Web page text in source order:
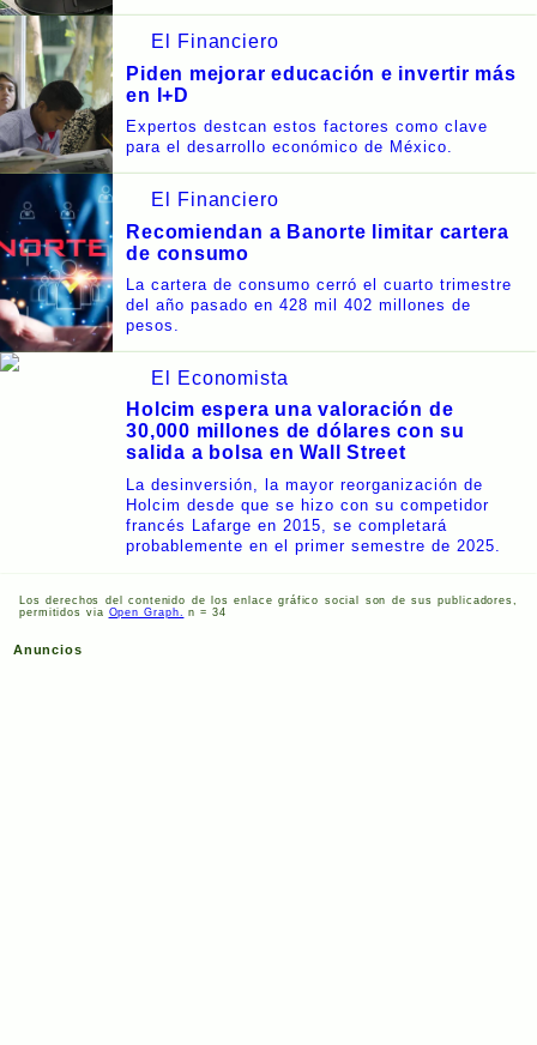
El Financiero
Piden mejorar educación e invertir más
en I+D
Expertos destcan estos factores como clave
para el desarrollo económico de México.
El Financiero
Recomiendan a Banorte limitar cartera
de consumo
La cartera de consumo cerró el cuarto trimestre
del año pasado en 428 mil 402 millones de
pesos.
El Economista
Holcim espera una valoración de
30,000 millones de dólares con su
salida a bolsa en Wall Street
La desinversión, la mayor reorganización de
Holcim desde que se hizo con su competidor
francés Lafarge en 2015, se completará
probablemente en el primer semestre de 2025.
Los derechos del contenido de los enlace gráfico social son de sus publicadores,
permitidos via Open Graph. n = 34
Anuncios